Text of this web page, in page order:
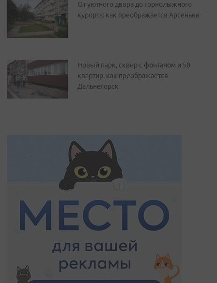
От уютного двора до горнолыжного
курорта: как преображается Арсеньев
Новый парк, сквер с фонтаном и 50
квартир: как преображается
Дальнегорск